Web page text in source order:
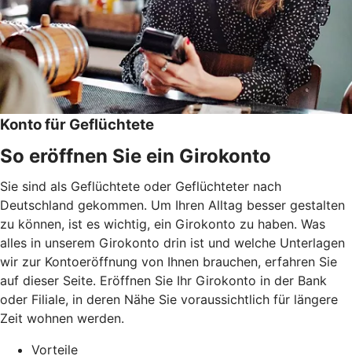
Konto für Geflüchtete
So eröffnen Sie ein Girokonto
Sie sind als Geflüchtete oder Geflüchteter nach
Deutschland gekommen. Um Ihren Alltag besser gestalten
zu können, ist es wichtig, ein Girokonto zu haben. Was
alles in unserem Girokonto drin ist und welche Unterlagen
wir zur Kontoeröffnung von Ihnen brauchen, erfahren Sie
auf dieser Seite. Eröffnen Sie Ihr Girokonto in der Bank
oder Filiale, in deren Nähe Sie voraussichtlich für längere
Zeit wohnen werden.
Vorteile